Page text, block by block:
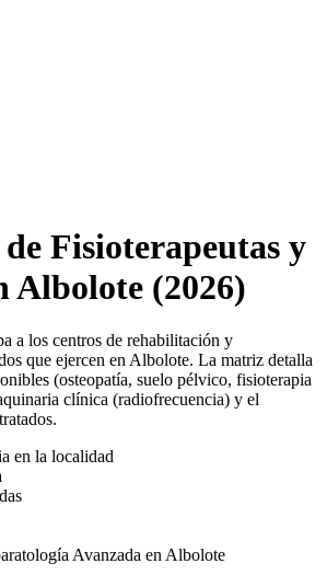
Fisioterapeutas y
Albolote (2026)
a los centros de rehabilitación y
que ejercen en Albolote. La matriz detalla
(osteopatía, suelo pélvico, fisioterapia
clínica (radiofrecuencia) y el
en la localidad
Avanzada en Albolote